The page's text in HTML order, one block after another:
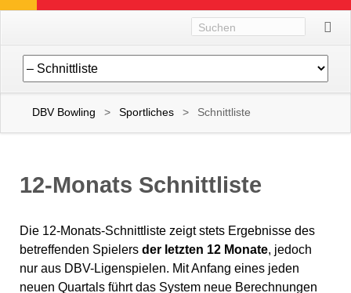
Navigation
überspringen
DBV Bowling Sportliches Schnittliste
12-Monats Schnittliste
Die 12-Monats-Schnittliste zeigt stets Ergebnisse des
betreffenden Spielers der letzten 12 Monate, jedoch
nur aus DBV-Ligenspielen. Mit Anfang eines jeden
neuen Quartals führt das System neue Berechnungen